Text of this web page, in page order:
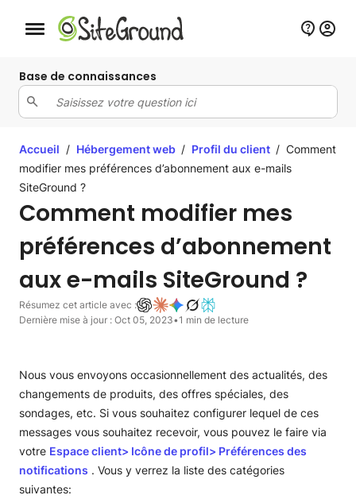
Bouton de navigation mobile
Base de connaissances
Accueil / Hébergement web / Profil du client / Comment
modifier mes préférences d’abonnement aux e-mails
SiteGround ?
Comment modifier mes
préférences d’abonnement
aux e-mails SiteGround ?
Résumez cet article avec :
Dernière mise à jour : Oct 05, 2023•1 min de lecture
Nous vous envoyons occasionnellement des actualités, des
changements de produits, des offres spéciales, des
sondages, etc. Si vous souhaitez configurer lequel de ces
messages vous souhaitez recevoir, vous pouvez le faire via
votre Espace client> Icône de profil> Préférences des
notifications . Vous y verrez la liste des catégories
suivantes: